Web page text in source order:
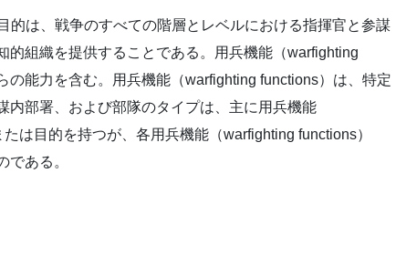
的は、戦争のすべての階層とレベルにおける指揮官と参謀
的組織を提供することである。用兵機能（warfighting
の能力を含む。用兵機能（warfighting functions）は、特定
内部署、および部隊のタイプは、主に用兵機能
は目的を持つが、各用兵機能（warfighting functions）
である。